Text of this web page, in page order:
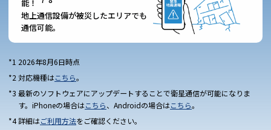
能！
地上通信設備が被災したエリアでも
通信可能。
2026年8月6日時点
対応機種はこちら。
最新のソフトウェアにアップデートすることで衛星通信が可能になりま
す。iPhoneの場合はこちら、Androidの場合はこちら。
詳細はご利用方法をご確認ください。